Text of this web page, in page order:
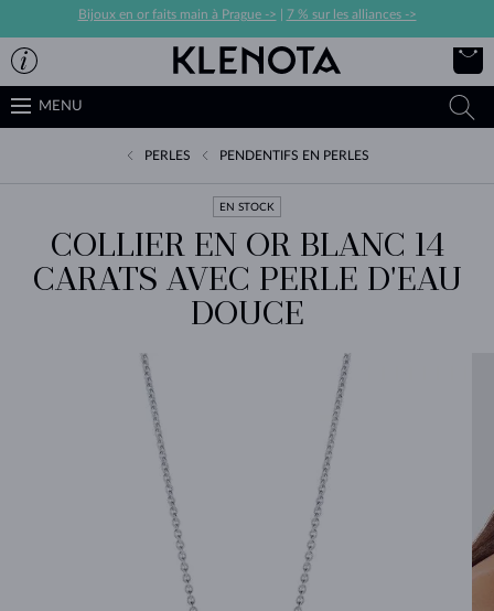
Bijoux en or faits main à Prague -> 7 % sur les alliances ->
MENU
PERLES PENDENTIFS EN PERLES
EN STOCK
COLLIER EN OR BLANC 14
CARATS AVEC PERLE D'EAU
DOUCE